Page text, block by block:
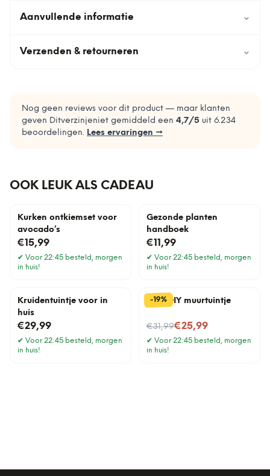
Aanvullende informatie ⌄
Verzenden & retourneren ⌄
Nog geen reviews voor dit product — maar klanten
geven Ditverzinjeniet gemiddeld een 4,7/5 uit 6.234
beoordelingen. Lees ervaringen →
OOK LEUK ALS CADEAU
Kurken ontkiemset voor
avocado’s
€15,99
✔ Voor 22:45 besteld, morgen
in huis!
Gezonde planten
handboek
€11,99
✔ Voor 22:45 besteld, morgen
in huis!
Kruidentuintje voor in
huis
€29,99
✔ Voor 22:45 besteld, morgen
in huis!
-19%
Mini DIY muurtuintje
€31,99
Nu voor€25,99
✔ Voor 22:45 besteld, morgen
in huis!